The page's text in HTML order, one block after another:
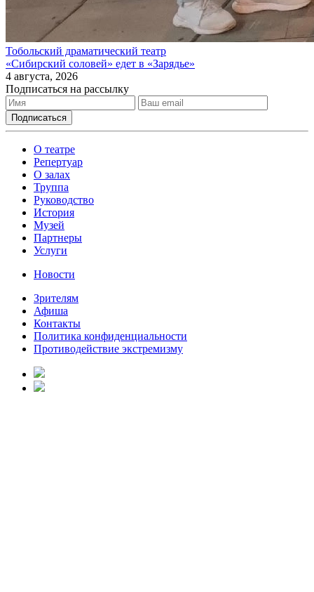
Тобольский драматический театр
«Сибирский соловей» едет в «Зарядье»
4 августа, 2026
Подписаться на рассылку
О театре
Репертуар
О залах
Труппа
Руководство
История
Музей
Партнеры
Услуги
Новости
Зрителям
Афиша
Контакты
Политика конфиденциальности
Противодействие экстремизму